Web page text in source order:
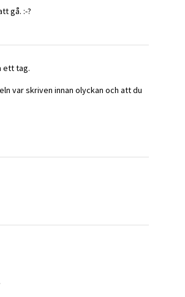
gå. :-?
ett tag.
var skriven innan olyckan och att du